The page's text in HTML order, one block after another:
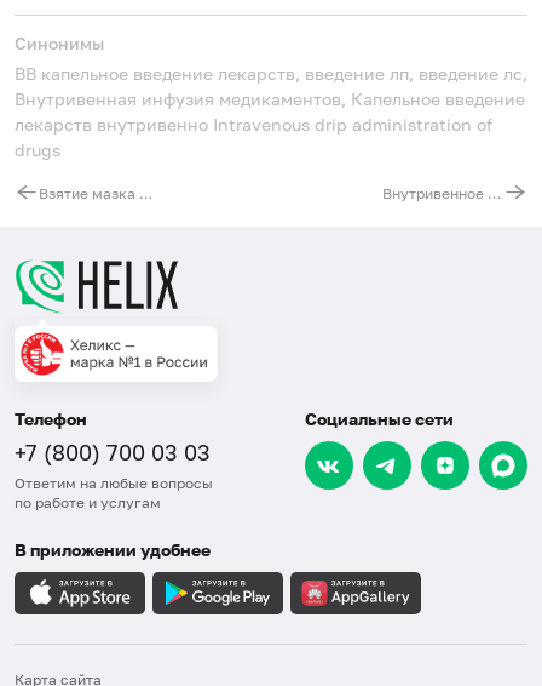
Синонимы
ВВ капельное введение лекарств, введение лп, введение лс,
Внутривенная инфузия медикаментов, Капельное введение
лекарств внутривенно Intravenous drip administration of
drugs
Взятие мазка содержимого конъюнктивальной полости и слезоотводящих путей Внутривенное введение лекарственных средств
Телефон
+7 (800) 700 03 03
Ответим на любые вопросы
по работе и услугам
Социальные сети
В приложении удобнее
Карта сайта